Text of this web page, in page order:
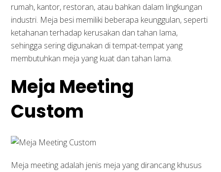
rumah, kantor, restoran, atau bahkan dalam lingkungan
industri. Meja besi memiliki beberapa keunggulan, seperti
ketahanan terhadap kerusakan dan tahan lama,
sehingga sering digunakan di tempat-tempat yang
membutuhkan meja yang kuat dan tahan lama.
Meja Meeting
Custom
Meja meeting adalah jenis meja yang dirancang khusus